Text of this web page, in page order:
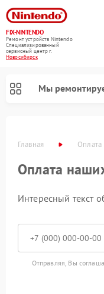
FIX-NINTENDO
Ремонт устройств Nintendo
Специализированный
cервисный центр г.
Новосибирск
Мы
Главная Оплата
Оплата
Интересный текст
Отправляя, Вы